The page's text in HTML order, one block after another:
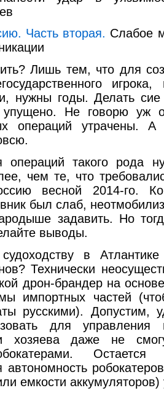
Часть вторая. Слабое
Лишь тем, что для
нужны годы. Делать сие
упущено. Не говорю уж
операций утрачены.
операций такого рода
чем те, что
весной 2014-го.
был слаб,
задавить. Но
выводы.
судоходству в
Технически
дрон-брандер на
импортных частей
русскими). Допустим,
для
хозяева даже не
Остается
емкости